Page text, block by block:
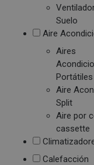
Suelo
Aire
Aires
Portátiles
Aire
Split
Aire por
cassette
Calefacción